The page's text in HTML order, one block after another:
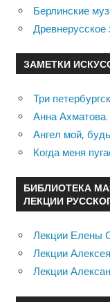
Берлинские
Древнерусское
ЗАМЕТКИ
Три
Анна
Ангел мой,
Когда меня
БИБЛИОТЕКА
ЛЕКЦИИ
Лекции Елены
Лекции
Лекции